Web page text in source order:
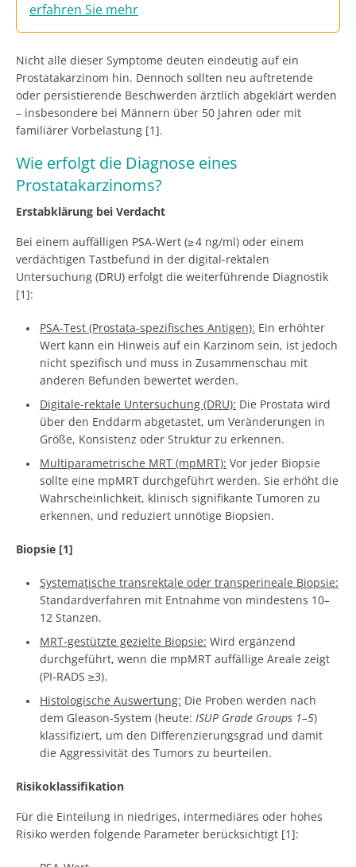
erfahren Sie mehr
Nicht alle dieser Symptome deuten eindeutig auf ein
Prostatakarzinom hin. Dennoch sollten neu auftretende
oder persistierende Beschwerden ärztlich abgeklärt werden
– insbesondere bei Männern über 50 Jahren oder mit
familiärer Vorbelastung [1].
Wie erfolgt die Diagnose eines
Prostatakarzinoms?
Erstabklärung bei Verdacht
Bei einem auffälligen PSA-Wert (≥ 4 ng/ml) oder einem
verdächtigen Tastbefund in der digital-rektalen
Untersuchung (DRU) erfolgt die weiterführende Diagnostik
[1]:
PSA-Test (Prostata-spezifisches Antigen): Ein erhöhter
Wert kann ein Hinweis auf ein Karzinom sein, ist jedoch
nicht spezifisch und muss in Zusammenschau mit
anderen Befunden bewertet werden.
Digitale-rektale Untersuchung (DRU): Die Prostata wird
über den Enddarm abgetastet, um Veränderungen in
Größe, Konsistenz oder Struktur zu erkennen.
Multiparametrische MRT (mpMRT): Vor jeder Biopsie
sollte eine mpMRT durchgeführt werden. Sie erhöht die
Wahrscheinlichkeit, klinisch signifikante Tumoren zu
erkennen, und reduziert unnötige Biopsien.
Biopsie [1]
Systematische transrektale oder transperineale Biopsie:
Standardverfahren mit Entnahme von mindestens 10–
12 Stanzen.
MRT-gestützte gezielte Biopsie: Wird ergänzend
durchgeführt, wenn die mpMRT auffällige Areale zeigt
(PI-RADS ≥3).
Histologische Auswertung: Die Proben werden nach
dem Gleason-System (heute: ISUP Grade Groups 1–5)
klassifiziert, um den Differenzierungsgrad und damit
die Aggressivität des Tumors zu beurteilen.
Risikoklassifikation
Für die Einteilung in niedriges, intermediäres oder hohes
Risiko werden folgende Parameter berücksichtigt [1]: